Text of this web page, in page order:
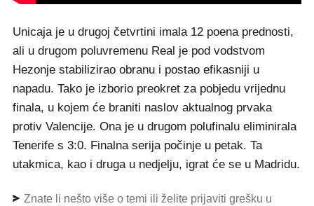
Unicaja je u drugoj četvrtini imala 12 poena prednosti,
ali u drugom poluvremenu Real je pod vodstvom
Hezonje stabilizirao obranu i postao efikasniji u
napadu. Tako je izborio preokret za pobjedu vrijednu
finala, u kojem će braniti naslov aktualnog prvaka
protiv Valencije. Ona je u drugom polufinalu eliminirala
Tenerife s 3:0. Finalna serija počinje u petak. Ta
utakmica, kao i druga u nedjelju, igrat će se u Madridu.
Znate li nešto više o temi ili želite prijaviti grešku u